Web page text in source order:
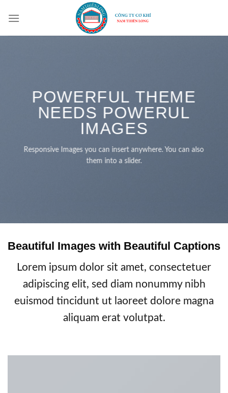
POWERFUL THEME
NEEDS POWERUL
IMAGES
Responsive Images you can insert anywhere. You can also
them into a slider.
Beautiful Images with Beautiful Captions
Lorem ipsum dolor sit amet, consectetuer
adipiscing elit, sed diam nonummy nibh
euismod tincidunt ut laoreet dolore magna
aliquam erat volutpat.